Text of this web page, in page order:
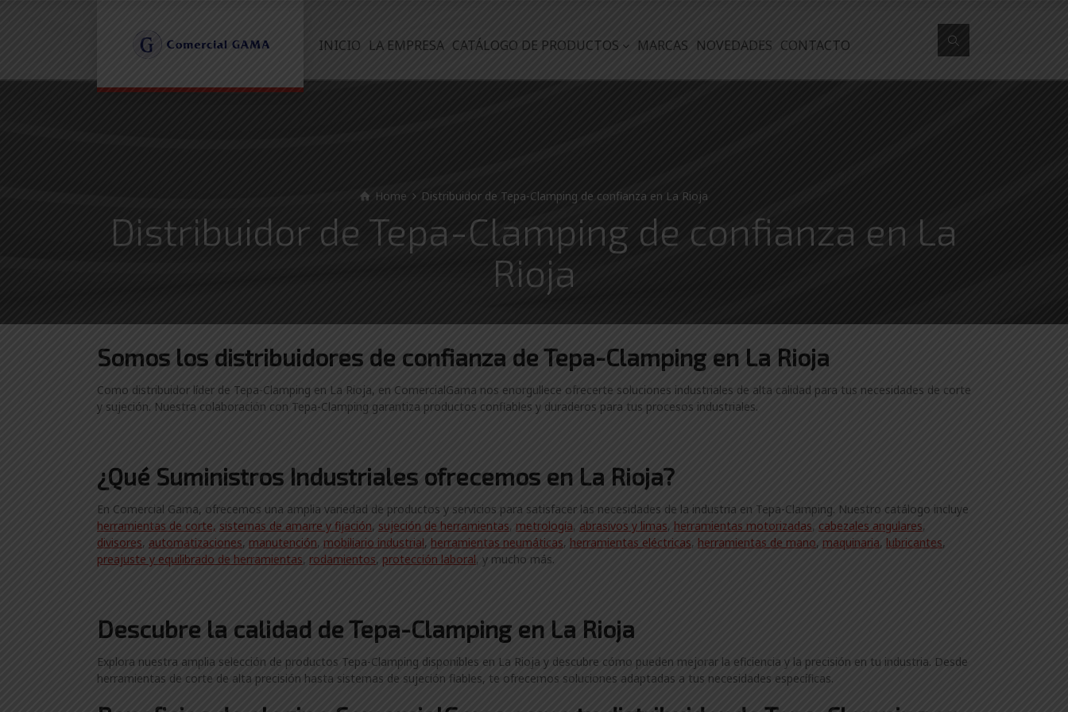
INICIO LA EMPRESA CATÁLOGO DE PRODUCTOS MARCAS NOVEDADES CONTACTO
Home Distribuidor de Tepa-Clamping de confianza en La Rioja
Distribuidor de Tepa-Clamping de confianza en La
Rioja
Somos los distribuidores de confianza deTepa-Clamping en La Rioja
Como distribuidor líder de Tepa-Clamping en La Rioja, en ComercialGama nos enorgullece ofrecerte soluciones industriales de alta calidad para tus necesidades de corte
y sujeción. Nuestra colaboración con Tepa-Clamping garantiza productos confiables y duraderos para tus procesos industriales.
¿Qué Suministros Industriales ofrecemos en La Rioja?
En Comercial Gama, ofrecemos una amplia variedad de productos y servicios para satisfacer las necesidades de la industria en Tepa-Clamping. Nuestro catálogo incluye
herramientas de corte, sistemas de amarre y fijación, sujeción de herramientas, metrología, abrasivos y limas, herramientas motorizadas, cabezales angulares,
divisores, automatizaciones, manutención, mobiliario industrial, herramientas neumáticas, herramientas eléctricas, herramientas de mano, maquinaria, lubricantes,
preajuste y equilibrado de herramientas, rodamientos, protección laboral, y mucho más.
Descubre la calidad de Tepa-Clamping en La Rioja
Explora nuestra amplia selección de productos Tepa-Clamping disponibles en La Rioja y descubre cómo pueden mejorar la eficiencia y la precisión en tu industria. Desde
herramientas de corte de alta precisión hasta sistemas de sujeción fiables, te ofrecemos soluciones adaptadas a tus necesidades específicas.